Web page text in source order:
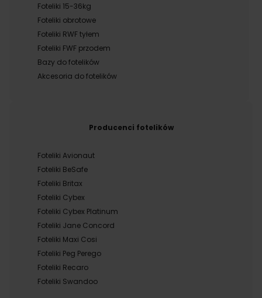
Foteliki 15-36kg
Foteliki obrotowe
Foteliki RWF tyłem
Foteliki FWF przodem
Bazy do fotelików
Akcesoria do fotelików
Producenci fotelików
Foteliki Avionaut
Foteliki BeSafe
Foteliki Britax
Foteliki Cybex
Foteliki Cybex Platinum
Foteliki Jane Concord
Foteliki Maxi Cosi
Foteliki Peg Perego
Foteliki Recaro
Foteliki Swandoo